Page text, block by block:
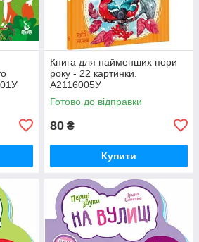
Книга для найменших пори
року - 22 картинки.
А2116005У
Готово до відправки
80 ₴
Купити